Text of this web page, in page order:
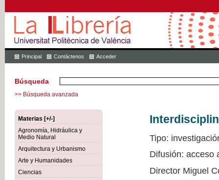
Principal Contáctenos Acceder
Búsqueda
>> Búsqueda avanzada
Materias [+/-]
Agronomía, Hidráulica y
Medio Natural
Arquitectura y Urbanismo
Arte y Humanidades
Ciencias
Tipo:
Difusión: acceso
Director Miguel